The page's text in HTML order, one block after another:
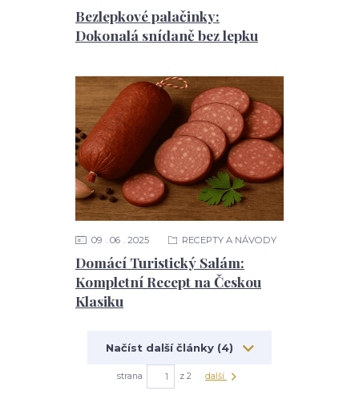
Bezlepkové palačinky:
Dokonalá snídaně bez lepku
Domácí Turistický Salám:
Kompletní Recept na Českou
Klasiku
09 06 2025 RECEPTY A NÁVODY
Načíst další články (4)
strana z 2 další